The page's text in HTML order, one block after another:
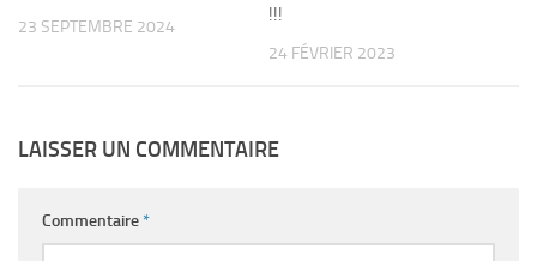
23 SEPTEMBRE 2024
!!!
24 FÉVRIER 2023
LAISSER UN COMMENTAIRE
Commentaire*